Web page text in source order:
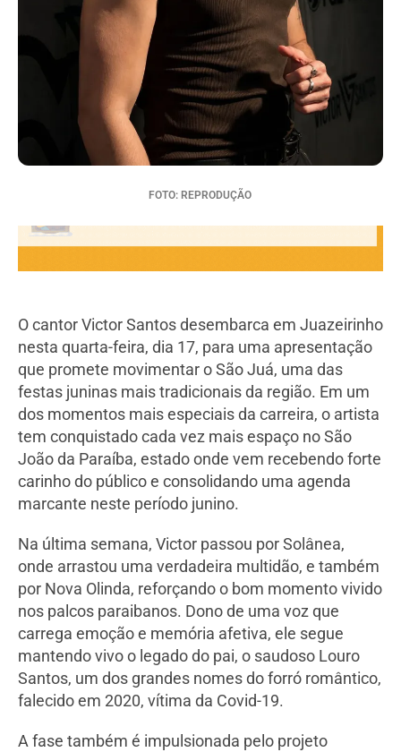
FOTO: REPRODUÇÃO
O cantor Victor Santos desembarca em Juazeirinho
nesta quarta-feira, dia 17, para uma apresentação
que promete movimentar o São Juá, uma das
festas juninas mais tradicionais da região. Em um
dos momentos mais especiais da carreira, o artista
tem conquistado cada vez mais espaço no São
João da Paraíba, estado onde vem recebendo forte
carinho do público e consolidando uma agenda
marcante neste período junino.
Na última semana, Victor passou por Solânea,
onde arrastou uma verdadeira multidão, e também
por Nova Olinda, reforçando o bom momento vivido
nos palcos paraibanos. Dono de uma voz que
carrega emoção e memória afetiva, ele segue
mantendo vivo o legado do pai, o saudoso Louro
Santos, um dos grandes nomes do forró romântico,
falecido em 2020, vítima da Covid-19.
A fase também é impulsionada pelo projeto